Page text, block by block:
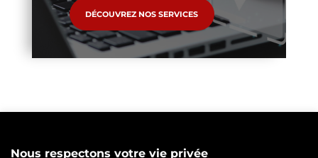
DÉCOUVREZ NOS SERVICES